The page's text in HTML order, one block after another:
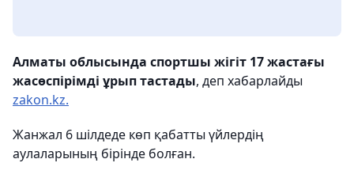
Алматы облысында спортшы жігіт 17 жастағы
жасөспірімді ұрып тастады, деп хабарлайды
zakon.kz.
Жанжал 6 шілдеде көп қабатты үйлердің
аулаларының бірінде болған.